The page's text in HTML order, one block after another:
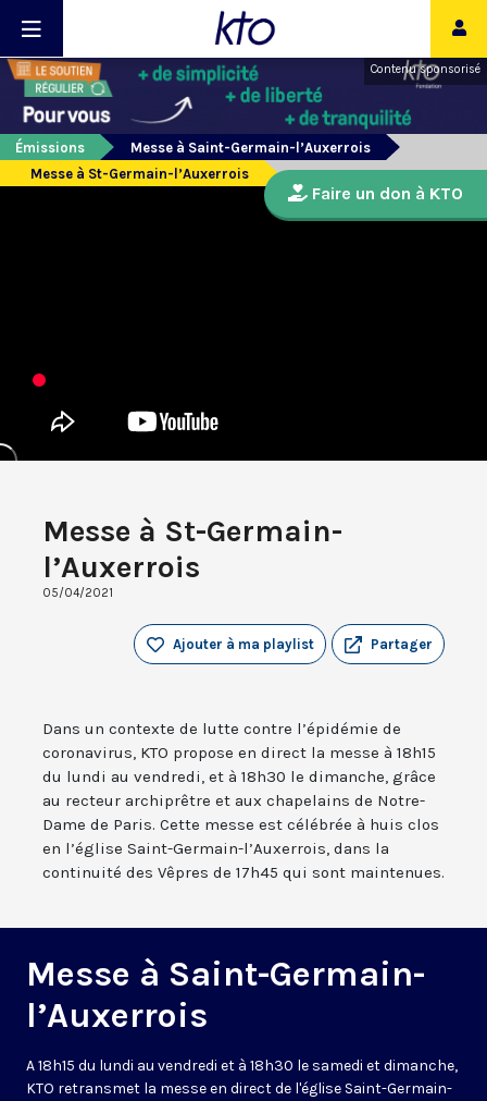
Contenu sponsorisé
Émissions
Messe à Saint-Germain-l’Auxerrois
Messe à St-Germain-l’Auxerrois
Messe à St-Germain-
l’Auxerrois
05/04/2021
Partager
Ajouter à ma playlist
Dans un contexte de lutte contre l’épidémie de
coronavirus, KTO propose en direct la messe à 18h15
du lundi au vendredi, et à 18h30 le dimanche, grâce
au recteur archiprêtre et aux chapelains de Notre-
Dame de Paris. Cette messe est célébrée à huis clos
en l’église Saint-Germain-l’Auxerrois, dans la
continuité des Vêpres de 17h45 qui sont maintenues.
Messe à Saint-Germain-
l’Auxerrois
A 18h15 du lundi au vendredi et à 18h30 le samedi et dimanche,
KTO retransmet la messe en direct de l'église Saint-Germain-
Faire un don à KTO